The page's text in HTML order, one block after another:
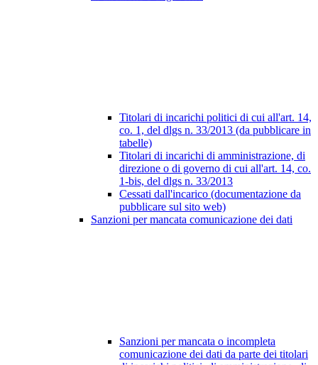
Titolari di incarichi politici di cui all'art. 14,
co. 1, del dlgs n. 33/2013 (da pubblicare in
tabelle)
Titolari di incarichi di amministrazione, di
direzione o di governo di cui all'art. 14, co.
1-bis, del dlgs n. 33/2013
Cessati dall'incarico (documentazione da
pubblicare sul sito web)
Sanzioni per mancata comunicazione dei dati
Sanzioni per mancata o incompleta
comunicazione dei dati da parte dei titolari